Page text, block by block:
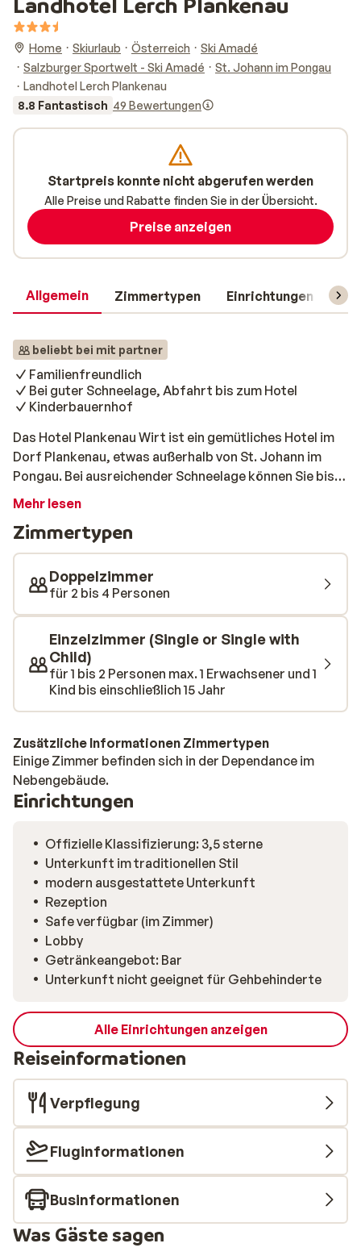
Home Skiurlaub Österreich
Ski Amadé
Salzburger Sportwelt - Ski Amadé
St. Johann im Pongau
Landhotel Lerch Plankenau
8.8 Fantastisch 49 Bewertungen
Allgemein Zimmertypen Einrichtungen
beliebt bei mit partner
Familienfreundlich
Bei guter Schneelage, Abfahrt bis zum Hotel
Kinderbauernhof
Das Hotel Plankenau Wirt ist ein gemütliches Hotel im
Dorf Plankenau, etwas außerhalb von St. Johann im
Pongau. Bei ausreichender Schneelage können Sie bis
zum Hotel fahren. Der Skibus hält direkt vor dem Haus
gastfreundliche Hotel eignet sich hervorragend für
Familien mit Kindern. Für die Kleinen gibt es ein
Spielzimmer und einen Kinder-Bauernhof. Zu den
weiteren Annehmlichkeiten zähl ein schöner
Wellnessbereich, wo Sie sich herrlich entspannen
können.
Mehr lesen
Zimmertypen
Doppelzimmer
für 2 bis 4 Personen
Einzelzimmer (Single or Single with
Child)
für 1 bis 2 Personen max. 1 Erwachsener und 1
Kind bis einschließlich 15 Jahr
Zusätzliche Informationen Zimmertypen
Einige Zimmer befinden sich in der Dependance im
Nebengebäude.
Einrichtungen
Offizielle Klassifizierung: 3,5 sterne
Unterkunft im traditionellen Stil
modern ausgestattete Unterkunft
Rezeption
Safe verfügbar (im Zimmer)
Lobby
Getränkeangebot: Bar
Unterkunft nicht geeignet für Gehbehinderte
Alle Einrichtungen anzeigen
Reiseinformationen
Verpflegung
Fluginformationen
Businformationen
Was Gäste sagen
Startpreis konnte nicht abgerufen werden
Alle Preise und Rabatte finden Sie in der Übersicht.
Preise anzeigen